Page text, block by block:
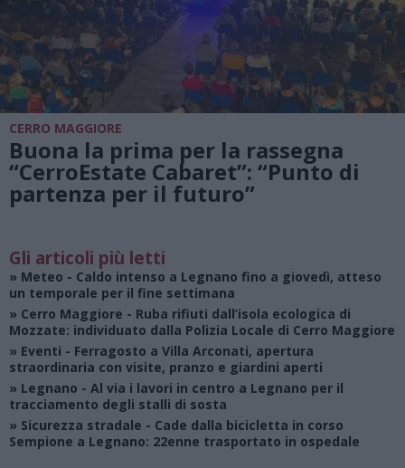
CERRO MAGGIORE
Buona la prima per la rassegna
“CerroEstate Cabaret”: “Punto di
partenza per il futuro”
Gli articoli più letti
» Meteo - Caldo intenso a Legnano fino a giovedì, atteso
un temporale per il fine settimana
» Cerro Maggiore - Ruba rifiuti dall’isola ecologica di
Mozzate: individuato dalla Polizia Locale di Cerro Maggiore
» Eventi - Ferragosto a Villa Arconati, apertura
straordinaria con visite, pranzo e giardini aperti
» Legnano - Al via i lavori in centro a Legnano per il
tracciamento degli stalli di sosta
» Sicurezza stradale - Cade dalla bicicletta in corso
Sempione a Legnano: 22enne trasportato in ospedale